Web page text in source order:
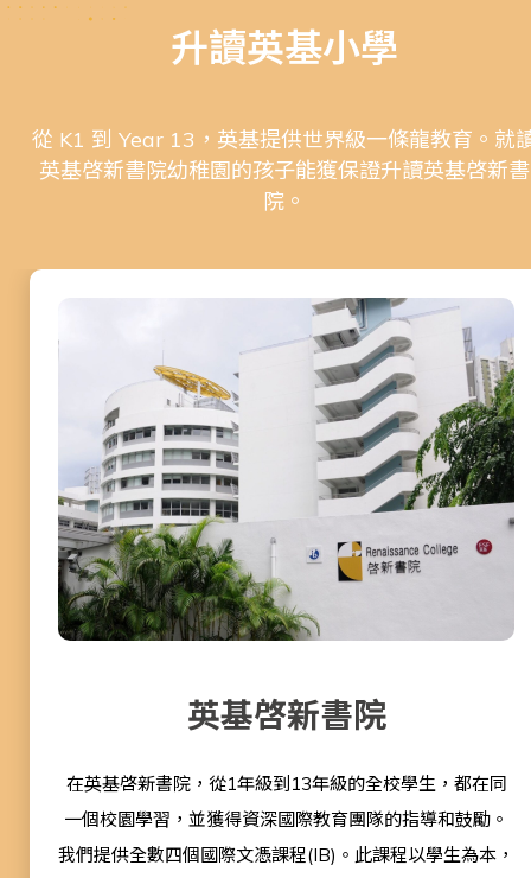
升讀英基小學
從 K1 到 Year 13，英基提供世界級一條龍教育。就
英基啓新書院幼稚園的孩子能獲保證升讀英基啓新書
院。
英基啓新書院
在英基啓新書院，從1年級到13年級的全校學生，都在同
一個校園學習，並獲得資深國際教育團隊的指導和鼓勵。
我們提供全數四個國際文憑課程(IB)。此課程以學生為本，